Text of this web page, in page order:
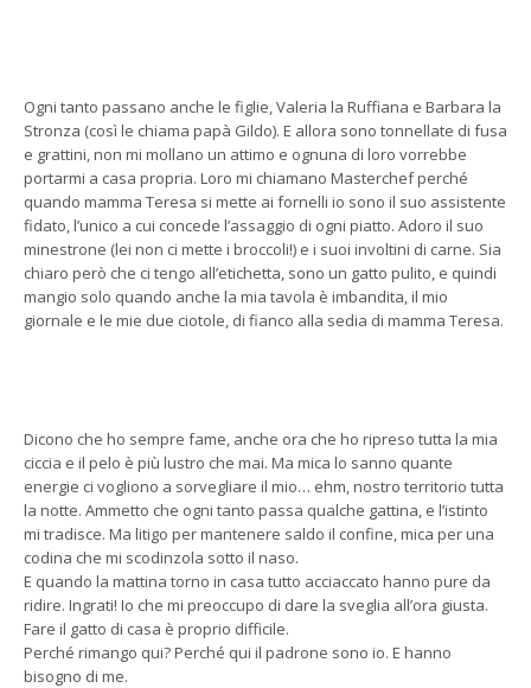
Ogni tanto passano anche le figlie, Valeria la Ruffiana e Barbara la
Stronza (così le chiama papà Gildo). E allora sono tonnellate di fusa
e grattini, non mi mollano un attimo e ognuna di loro vorrebbe
portarmi a casa propria. Loro mi chiamano Masterchef perché
quando mamma Teresa si mette ai fornelli io sono il suo assistente
fidato, l’unico a cui concede l’assaggio di ogni piatto. Adoro il suo
minestrone (lei non ci mette i broccoli!) e i suoi involtini di carne. Sia
chiaro però che ci tengo all’etichetta, sono un gatto pulito, e quindi
mangio solo quando anche la mia tavola è imbandita, il mio
giornale e le mie due ciotole, di fianco alla sedia di mamma Teresa.
Dicono che ho sempre fame, anche ora che ho ripreso tutta la mia
ciccia e il pelo è più lustro che mai. Ma mica lo sanno quante
energie ci vogliono a sorvegliare il mio… ehm, nostro territorio tutta
la notte. Ammetto che ogni tanto passa qualche gattina, e l’istinto
mi tradisce. Ma litigo per mantenere saldo il confine, mica per una
codina che mi scodinzola sotto il naso.
E quando la mattina torno in casa tutto acciaccato hanno pure da
ridire. Ingrati! Io che mi preoccupo di dare la sveglia all’ora giusta.
Fare il gatto di casa è proprio difficile.
Perché rimango qui? Perché qui il padrone sono io. E hanno
bisogno di me.